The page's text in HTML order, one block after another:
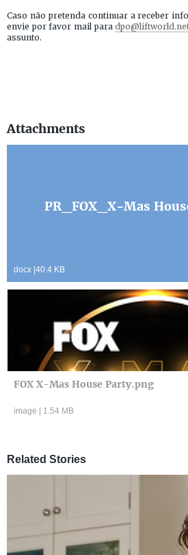
Caso não pretenda continuar a receber
envie por favor mail para
assunto.
Attachments
PR_FOX_X-Mas
docx 40.4 KB
FOX X-Mas House Party.png
image 1.54 MB
Related Stories